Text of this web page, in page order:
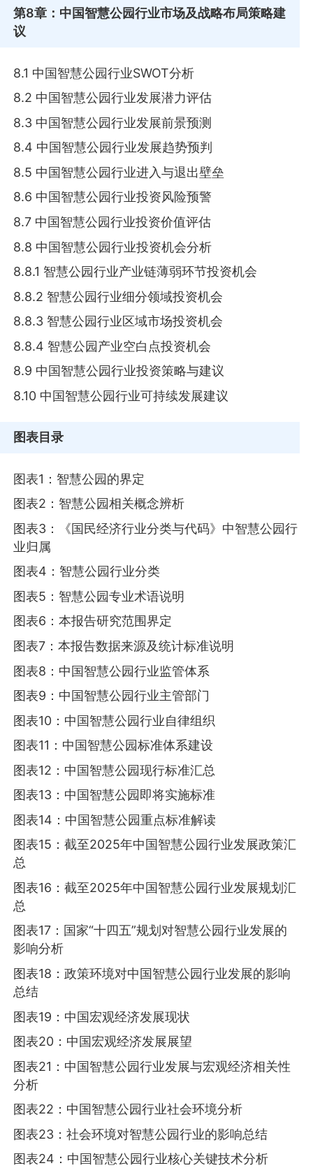
第8章 ：中国智慧公园行业市场及战略布局策略建
议
8.1 中国智慧公园行业SWOT分析
8.2 中国智慧公园行业发展潜力评估
8.3 中国智慧公园行业发展前景预测
8.4 中国智慧公园行业发展趋势预判
8.5 中国智慧公园行业进入与退出壁垒
8.6 中国智慧公园行业投资风险预警
8.7 中国智慧公园行业投资价值评估
8.8 中国智慧公园行业投资机会分析
8.8.1 智慧公园行业产业链薄弱环节投资机会
8.8.2 智慧公园行业细分领域投资机会
8.8.3 智慧公园行业区域市场投资机会
8.8.4 智慧公园产业空白点投资机会
8.9 中国智慧公园行业投资策略与建议
8.10 中国智慧公园行业可持续发展建议
图表目录
图表1：智慧公园的界定
图表2：智慧公园相关概念辨析
图表3：《国民经济行业分类与代码》中智慧公园行
业归属
图表4：智慧公园行业分类
图表5：智慧公园专业术语说明
图表6：本报告研究范围界定
图表7：本报告数据来源及统计标准说明
图表8：中国智慧公园行业监管体系
图表9：中国智慧公园行业主管部门
图表10：中国智慧公园行业自律组织
图表11：中国智慧公园标准体系建设
图表12：中国智慧公园现行标准汇总
图表13：中国智慧公园即将实施标准
图表14：中国智慧公园重点标准解读
图表15：截至2025年中国智慧公园行业发展政策汇
总
图表16：截至2025年中国智慧公园行业发展规划汇
总
图表17：国家“十四五”规划对智慧公园行业发展的
影响分析
图表18：政策环境对中国智慧公园行业发展的影响
总结
图表19：中国宏观经济发展现状
图表20：中国宏观经济发展展望
图表21：中国智慧公园行业发展与宏观经济相关性
分析
图表22：中国智慧公园行业社会环境分析
图表23：社会环境对智慧公园行业的影响总结
图表24：中国智慧公园行业核心关键技术分析